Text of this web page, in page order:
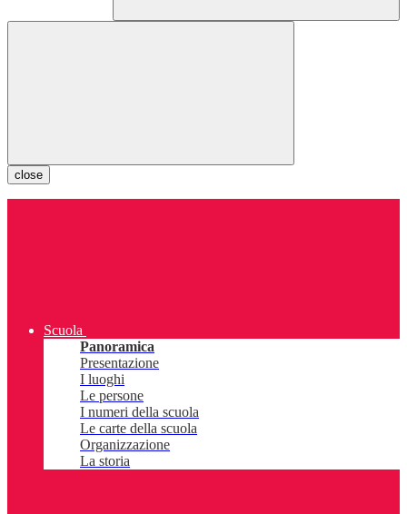
close
Scuola
Panoramica
Presentazione
I luoghi
Le persone
I numeri della scuola
Le carte della scuola
Organizzazione
La storia